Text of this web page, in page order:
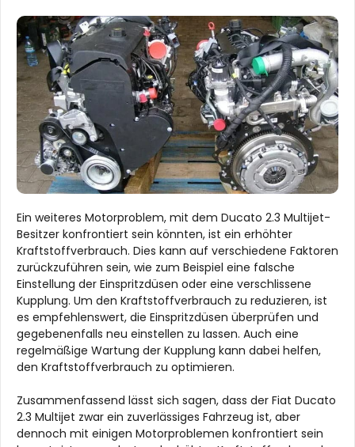
Ein weiteres Motorproblem, mit dem Ducato 2.3 Multijet-
Besitzer konfrontiert sein könnten, ist ein erhöhter
Kraftstoffverbrauch. Dies kann auf verschiedene Faktoren
zurückzuführen sein, wie zum Beispiel eine falsche
Einstellung der Einspritzdüsen oder eine verschlissene
Kupplung. Um den Kraftstoffverbrauch zu reduzieren, ist
es empfehlenswert, die Einspritzdüsen überprüfen und
gegebenenfalls neu einstellen zu lassen. Auch eine
regelmäßige Wartung der Kupplung kann dabei helfen,
den Kraftstoffverbrauch zu optimieren.
Zusammenfassend lässt sich sagen, dass der Fiat Ducato
2.3 Multijet zwar ein zuverlässiges Fahrzeug ist, aber
dennoch mit einigen Motorproblemen konfrontiert sein